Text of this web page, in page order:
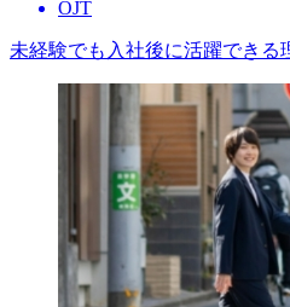
OJT
未経験でも入社後に活躍できる